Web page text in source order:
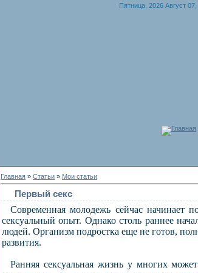
Пятница, 2026 Август
Главная
Главная » Статьи » Мои статьи
Первый секс
Современная молодежь сейчас начинает
сексуальный опыт. Однако столь раннее
людей. Организм подростка еще не готов,
развития.
Ранняя сексуальная жизнь у многих